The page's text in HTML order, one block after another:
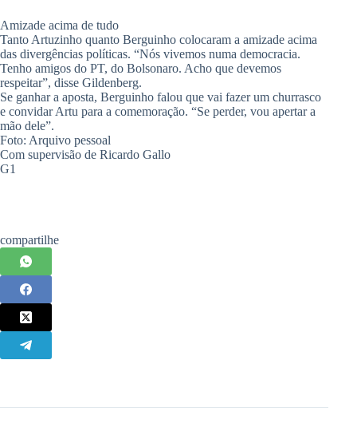
Amizade acima de tudo
Tanto Artuzinho quanto Berguinho colocaram a amizade acima
das divergências políticas. “Nós vivemos numa democracia.
Tenho amigos do PT, do Bolsonaro. Acho que devemos
respeitar”, disse Gildenberg.
Se ganhar a aposta, Berguinho falou que vai fazer um churrasco
e convidar Artu para a comemoração. “Se perder, vou apertar a
mão dele”.
Foto: Arquivo pessoal
Com supervisão de Ricardo Gallo
G1
compartilhe